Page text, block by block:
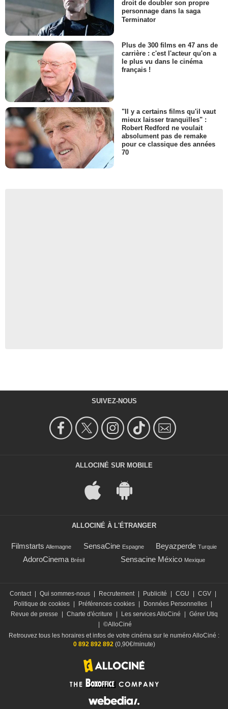
droit de doubler son propre
personnage dans la saga
Terminator
Plus de 300 films en 47 ans de
carrière : c'est l'acteur qu'on a
le plus vu dans le cinéma
français !
"Il y a certains films qu'il vaut
mieux laisser tranquilles" :
Robert Redford ne voulait
absolument pas de remake
pour ce classique des années
70
SUIVEZ-NOUS
ALLOCINÉ SUR MOBILE
ALLOCINÉ À L'ÉTRANGER
Filmstarts Allemagne SensaCine Espagne Beyazperde Turquie
AdoroCinema Brésil Sensacine México Mexique
Contact Qui sommes-nous Recrutement Publicité CGU CGV
Politique de cookies
Préférences cookies Données Personnelles
Revue de presse
Charte d'écriture Les services AlloCiné
Gérer Utiq
©AlloCiné
Retrouvez tous les horaires et infos de votre cinéma sur le numéro AlloCiné :
0 892 892 892(0,90€/minute)